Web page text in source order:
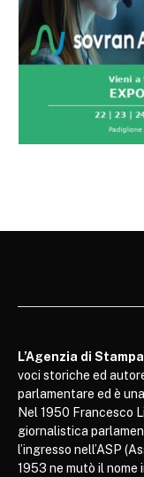
L’Agenzia di
voci storiche ed
parlamentare ed è
Nel 1950 Francesco
giornalistica
l’ingresso nell’ASP
1953 ne mutò il nome